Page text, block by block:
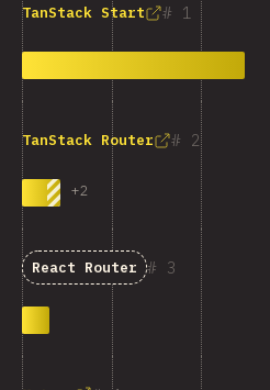
1
TanStack Start
2
TanStack Router
+2
3
React Router